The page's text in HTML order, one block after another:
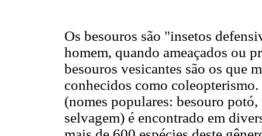
Os besouros são "insetos
homem, quando ameaçados ou
besouros vesicantes são os que
conhecidos como
(nomes populares: besouro
selvagem) é encontrado em